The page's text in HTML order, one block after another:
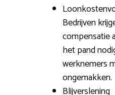
Bedrijven
compensatie
het pand
werknemers
ongemakken.
Blijverslening